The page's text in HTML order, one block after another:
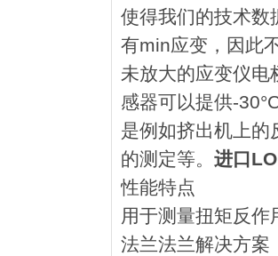
使得我们的技术数
有min应变，因此
未放大的应变仪电
感器可以提供-
是例如挤出机上的
的测定等。 进口
性能特点
用于测量扭矩反
法兰法兰解决方案